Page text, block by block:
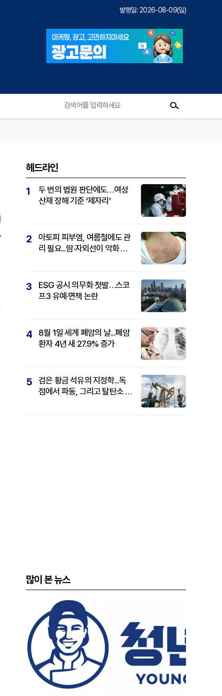
발행일: 2026-08-09(일)
헤드라인
1
두 번의 법원 판단에도…여성
산재 장해 기준 ‘제자리’
2
아토피 피부염, 여름철에도 관
리 필요...땀·자외선이 악화 요
3
ESG 공시 의무화 첫발…스코
프3 유예·면책 논란
4
8월 1일 세계 폐암의 날...폐암
환자 4년 새 27.9% 증가
5
검은 황금 석유의 지정학...독
점에서 파동, 그리고 탈탄소 패
많이 본 뉴스